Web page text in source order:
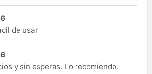
de usar
y sin esperas. Lo recomiendo.